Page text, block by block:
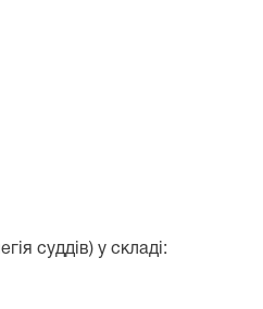
суддів) у складі: